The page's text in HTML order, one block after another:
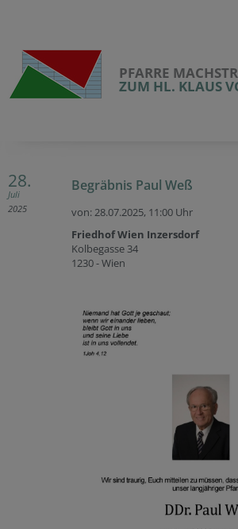
PFARRE
ZUM HL. KLAUS
28.
Juli
2025
Begräbnis Paul Weß
von: 28.07.2025, 11:00 Uhr
Friedhof Wien Inzersdorf
Kolbegasse 34
1230 - Wien